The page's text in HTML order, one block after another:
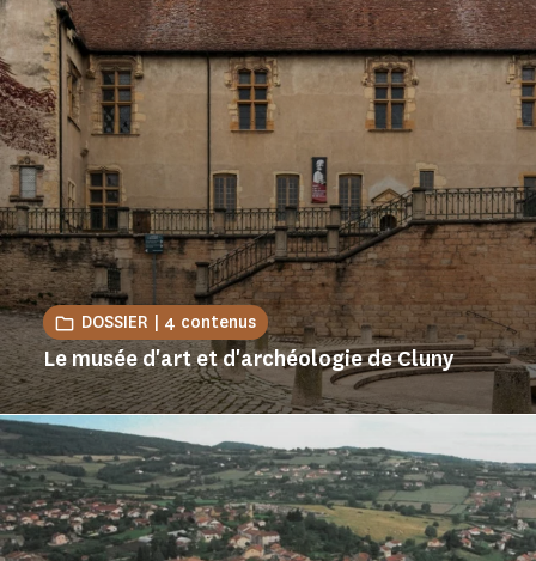
Le musée d'art et d'archéologie de Cluny
DOSSIER | 4 contenus